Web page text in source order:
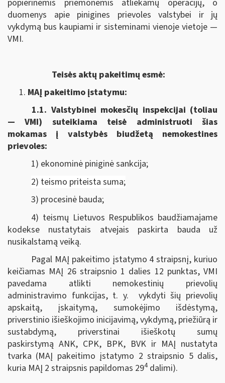
popierinėmis priemonėmis atliekamų operacijų, o
duomenys apie pinigines prievoles valstybei ir jų
vykdymą bus kaupiami ir sisteminami vienoje vietoje —
VMI.
Teisės aktų pakeitimų esmė:
MAĮ pakeitimo įstatymu:
1.1. Valstybinei mokesčių inspekcijai (toliau
— VMI) suteikiama
teisė administruoti šias
mokamas į valstybės biudžetą nemokestines
prievoles:
1) ekonominė piniginė sankcija;
2) teismo priteista suma;
3) procesinė bauda;
4) teismų Lietuvos Respublikos baudžiamajame
kodekse nustatytais atvejais paskirta bauda už
nusikalstamą veiką.
Pagal MAĮ pakeitimo įstatymo 4 straipsnį, kuriuo
keičiamas MAĮ 26 straipsnio 1 dalies 12 punktas, VMI
pavedama atlikti nemokestinių prievolių
administravimo funkcijas, t. y. vykdyti šių prievolių
apskaitą, įskaitymą, sumokėjimo išdėstymą,
priverstinio išieškojimo inicijavimą, vykdymą, priežiūrą ir
sustabdymą, priverstinai išieškotų sumų
paskirstymą ANK, CPK, BPK, BVK ir MAĮ nustatyta
tvarka (MAĮ pakeitimo įstatymo 2 straipsnio 5 dalis,
kuria MAĮ 2 straipsnis papildomas 294dalimi).